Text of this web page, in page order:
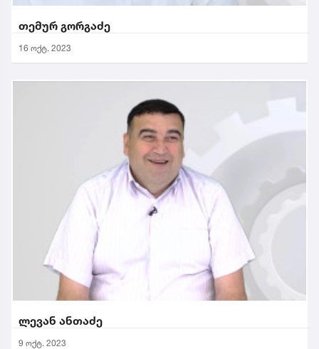
თემურ გორგაძე
16 ოქტ. 2023
ლევან ანთაძე
9 ოქტ. 2023